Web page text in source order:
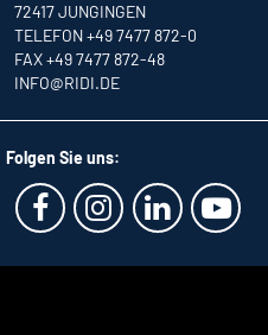
72417 JUNGINGEN
TELEFON +49 7477 872-0
FAX +49 7477 872-48
INFO@RIDI.DE
Folgen Sie uns: